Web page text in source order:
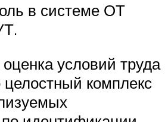
в системе ОТ
условий труда
комплекс